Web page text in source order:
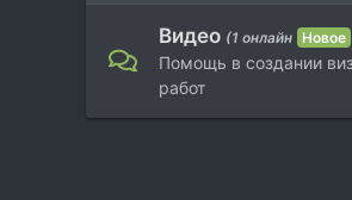
Видео (1 онлайн Новое
Помощь в создании
работ